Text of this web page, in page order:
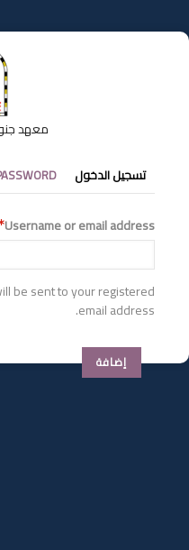
إلى
المحتوى
معهد
التبويبات
الأساسية
تسجيل الدخول
Username or email address
be sent to your registered
email address.